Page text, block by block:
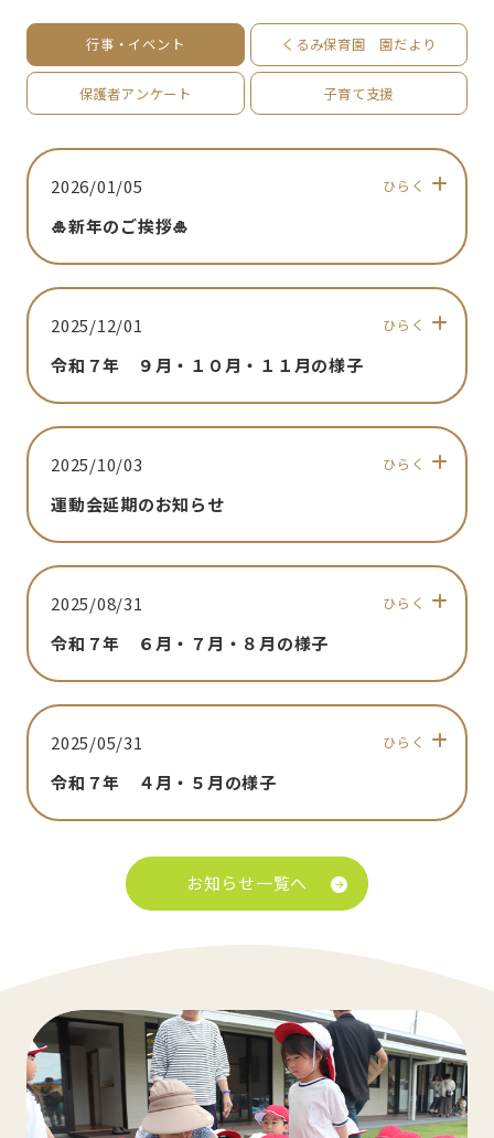
行事・イベント くるみ保育園 園だより
保護者アンケート 子育て支援
2026/01/05
🎍新年のご挨拶🎍
ひらく
2025/12/01
令和７年 ９月・１０月・１１月の様子
ひらく
2025/10/03
運動会延期のお知らせ
ひらく
2025/08/31
令和７年 ６月・７月・８月の様子
ひらく
2025/05/31
令和７年 ４月・５月の様子
ひらく
お知らせ一覧へ